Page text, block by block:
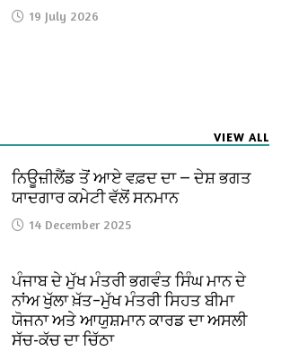
19 July 2026
VIEW ALL
ਨਿਊਜ਼ੀਲੈਂਡ ਤੋਂ ਆਏ ਵਫ਼ਦ ਦਾ — ਦੇਸ਼ ਭਗਤ
ਯਾਦਗਾਰ ਕਮੇਟੀ ਵੱਲੋਂ ਸਨਮਾਨ
14 December 2025
ਪੰਜਾਬ ਦੇ ਮੁੱਖ ਮੰਤਰੀ ਭਗਵੰਤ ਸਿੰਘ ਮਾਨ ਦੇ
ਨਾਂਅ ਖੁੱਲਾ ਖ਼ੱਤ–ਮੁੱਖ ਮੰਤਰੀ ਸਿਹਤ ਬੀਮਾ
ਯੋਜਨਾ ਅਤੇ ਆਯੁਸ਼ਮਾਨ ਕਾਰਡ ਦਾ ਅਸਲੀ
ਸੱਚ-ਕੱਚ ਦਾ ਚਿੱਠਾ